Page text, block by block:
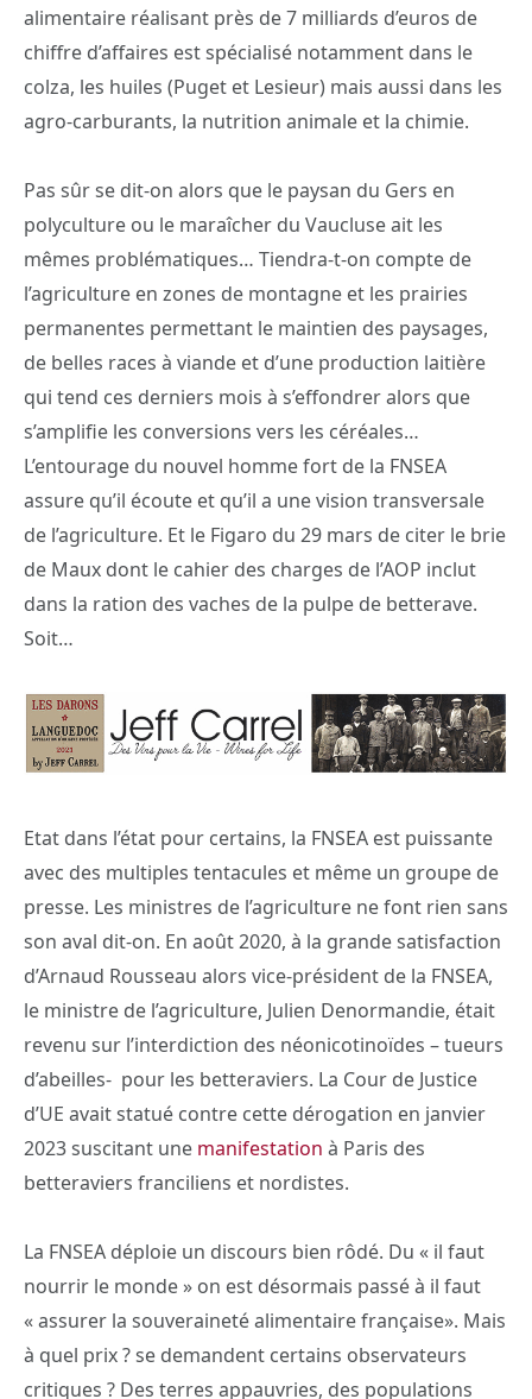
alimentaire réalisant près de 7 milliards d’euros de
chiffre d’affaires est spécialisé notamment dans le
colza, les huiles (Puget et Lesieur) mais aussi dans les
agro-carburants, la nutrition animale et la chimie.
Pas sûr se dit-on alors que le paysan du Gers en
polyculture ou le maraîcher du Vaucluse ait les
mêmes problématiques… Tiendra-t-on compte de
l’agriculture en zones de montagne et les prairies
permanentes permettant le maintien des paysages,
de belles races à viande et d’une production laitière
qui tend ces derniers mois à s’effondrer alors que
s’amplifie les conversions vers les céréales…
L’entourage du nouvel homme fort de la FNSEA
assure qu’il écoute et qu’il a une vision transversale
de l’agriculture. Et le Figaro du 29 mars de citer le brie
de Maux dont le cahier des charges de l’AOP inclut
dans la ration des vaches de la pulpe de betterave.
Soit…
Etat dans l’état pour certains, la FNSEA est puissante
avec des multiples tentacules et même un groupe de
presse. Les ministres de l’agriculture ne font rien sans
son aval dit-on. En août 2020, à la grande satisfaction
d’Arnaud Rousseau alors vice-président de la FNSEA,
le ministre de l’agriculture, Julien Denormandie, était
revenu sur l’interdiction des néonicotinoïdes – tueurs
d’abeilles- pour les betteraviers. La Cour de Justice
d’UE avait statué contre cette dérogation en janvier
2023 suscitant une manifestation à Paris des
betteraviers franciliens et nordistes.
La FNSEA déploie un discours bien rôdé. Du « il faut
nourrir le monde » on est désormais passé à il faut
« assurer la souveraineté alimentaire française». Mais
à quel prix ? se demandent certains observateurs
critiques ? Des terres appauvries, des populations